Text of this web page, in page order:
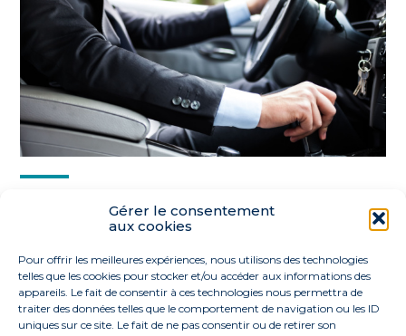
Gérer le consentement
aux cookies
Pour offrir les meilleures expériences, nous utilisons des technologies
telles que les cookies pour stocker et/ou accéder aux informations des
appareils. Le fait de consentir à ces technologies nous permettra de
traiter des données telles que le comportement de navigation ou les ID
uniques sur ce site. Le fait de ne pas consentir ou de retirer son
FaceBook
TwitterLinkedIn